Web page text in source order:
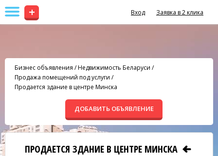
+ Вход Заявка в 2 клика
Бизнес объявления /Недвижимость Беларуси /
Продажа помещений под услуги /
Продается здание в центре Минска
ДОБАВИТЬ ОБЪЯВЛЕНИЕ
ПРОДАЕТСЯ ЗДАНИЕ В ЦЕНТРЕ МИНСКА